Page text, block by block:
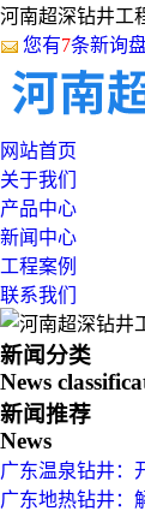
河南超深钻井工
您有7条新询
网站首页
关于我们
产品中心
新闻中心
工程案例
联系我们
新闻分类
News
新闻推荐
News
广东温泉钻井：
广东地热钻井：